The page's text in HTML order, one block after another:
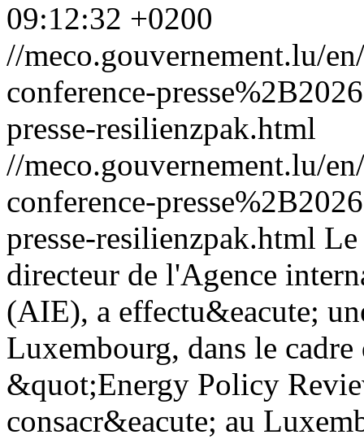
09:12:32 +0200
//meco.gouvernement.lu/
conference-
presse-resilienzpak.html
//meco.gouvernement.lu/
conference-
presse-resilienzpak.html
directeur de l'Agence
(AIE), a effectu&eacute;
Luxembourg, dans le
&quot;Energy Policy
consacr&eacute; au